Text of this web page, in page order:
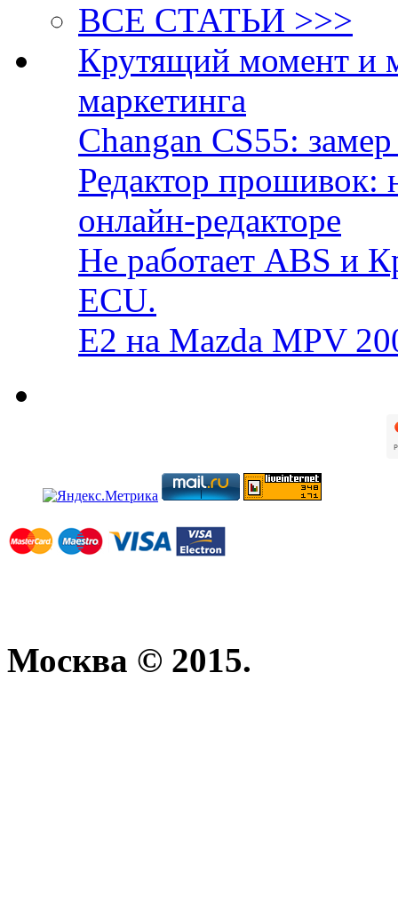
ВСЕ СТАТЬИ >>>
Крутящий момент и
маркетинга
Changan CS55:
Редактор прошивок:
онлайн-редакторе
Не работает ABS и
ECU.
E2 на Mazda MPV
Москва © 2015.